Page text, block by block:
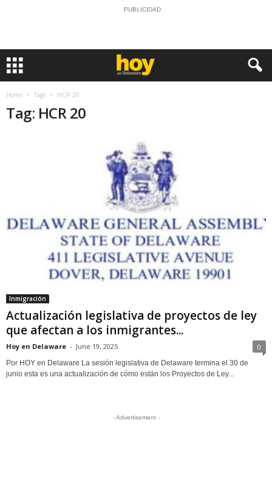
PUBLICIDAD
Home Tags HCR 20
Tag: HCR 20
Inmigración
Actualización legislativa de proyectos de ley
que afectan a los inmigrantes...
Hoy en Delaware - June 19, 2025 0
Por HOY en Delaware La sesión legislativa de Delaware termina el 30 de
junio esta es una actualización de cómo están los Proyectos de Ley...
- Advertisement -